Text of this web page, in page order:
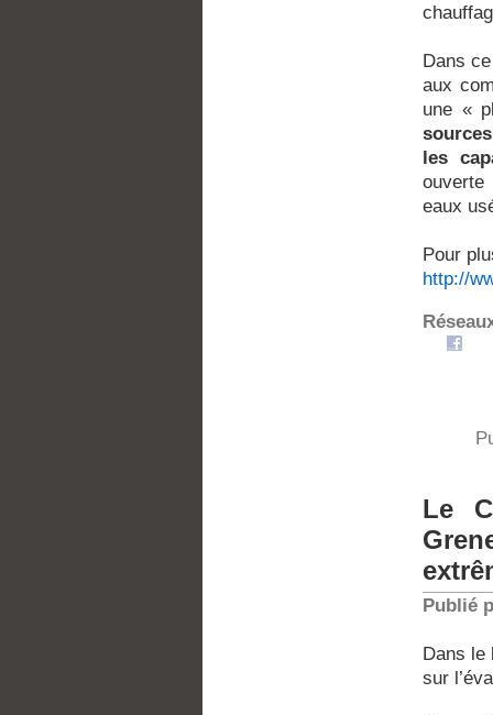
Dans
aux
une «
les
ouverte
eaux
Pour
http://
Le
Publié
Dans le
sur